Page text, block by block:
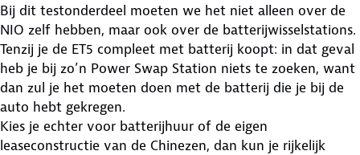
Bij dit testonderdeel moeten we het niet alleen over de
NIO zelf hebben, maar ook over de batterijwisselstations.
Tenzij je de ET5 compleet met batterij koopt: in dat geval
heb je bij zo’n Power Swap Station niets te zoeken, want
dan zul je het moeten doen met de batterij die je bij de
auto hebt gekregen.
Kies je echter voor batterijhuur of de eigen
leaseconstructie van de Chinezen, dan kun je rijkelijk